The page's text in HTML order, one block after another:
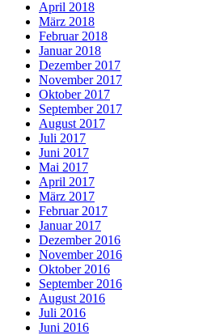
April 2018
März 2018
Februar 2018
Januar 2018
Dezember 2017
November 2017
Oktober 2017
September 2017
August 2017
Juli 2017
Juni 2017
Mai 2017
April 2017
März 2017
Februar 2017
Januar 2017
Dezember 2016
November 2016
Oktober 2016
September 2016
August 2016
Juli 2016
Juni 2016